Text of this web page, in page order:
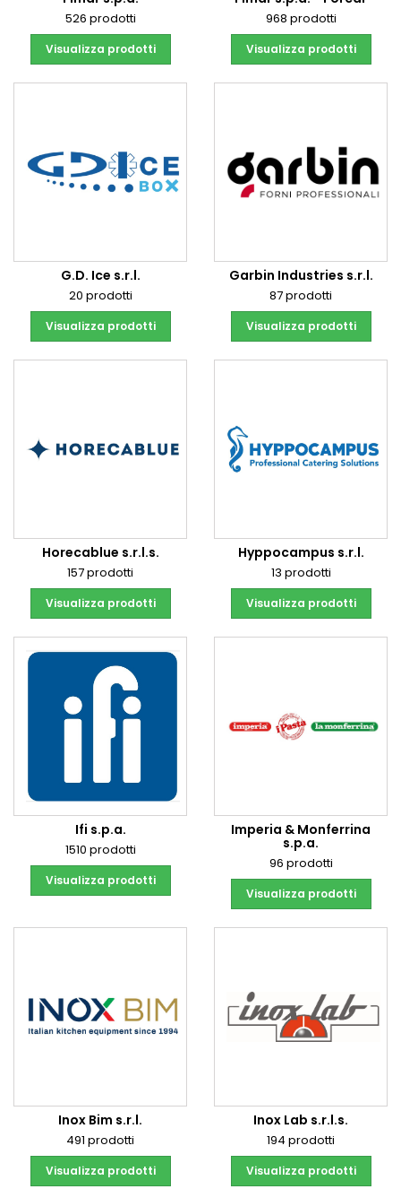
526 prodotti
Visualizza prodotti
968 prodotti
Visualizza prodotti
G.D. Ice s.r.l.
20 prodotti
Visualizza prodotti
Garbin Industries s.r.l.
87 prodotti
Visualizza prodotti
Horecablue s.r.l.s.
157 prodotti
Visualizza prodotti
Hyppocampus s.r.l.
13 prodotti
Visualizza prodotti
Ifi s.p.a.
1510 prodotti
Visualizza prodotti
Imperia & Monferrina
s.p.a.
96 prodotti
Visualizza prodotti
Inox Bim s.r.l.
491 prodotti
Visualizza prodotti
Inox Lab s.r.l.s.
194 prodotti
Visualizza prodotti